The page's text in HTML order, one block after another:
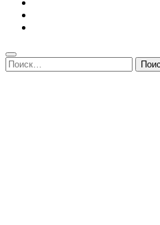
Найти: